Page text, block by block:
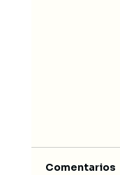
Comentarios